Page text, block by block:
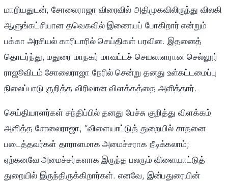
மாறியதுடன், சோலைராஜா விரைவில் அதிமுகவிலிருந்து விலகி
ஆளுங்கட்சியான தவெகவில் இணையப் போகிறார் என்றும்
பக்கா அரசியல் காரிடாரில் செய்திகள் பரவின. இதனைத்
தொடர்ந்து, மதுரை மாநகர் மாவட்டச் செயலாளரான செல்லூர்
ராஜூவிடம் சோலைராஜா நேரில் சென்று தனது உள்கட்டமைப்பு
நிலைப்பாடு குறித்த விரிவான விளக்கத்தை அளித்தார்.
செய்தியாளர்கள் சந்திப்பில் தனது பேச்சு குறித்து விளக்கம்
அளித்த சோலைராஜா, “விளையாட்டுத் துறையில் சாதனை
படைத்தவர்கள் தாராளமாக அமைச்சராக நீடிக்கலாம்;
ஏற்கனவே அமைச்சர்களாக இருந்த பலரும் விளையாட்டுத்
துறையில் இருந்திருக்கிறார்கள். எனவே, இன்பதுரையின்